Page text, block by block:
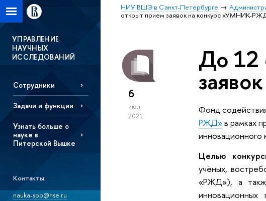
НИУ ВШЭ в Санкт-Петербурге
открыт прием заявок на конкурс «УМНИК-
УПРАВЛЕНИЕ
НАУЧНЫХ
ИССЛЕДОВАНИЙ
Сотрудники
Задачи и функции
Узнать больше о
науке в
Питерской Вышке
Контакты:
nauka-spb@hse.ru
6
июл
2021
До 12
Фонд
РЖД»в рамках
Целью
учёных,
«РЖД»), а
инновационных